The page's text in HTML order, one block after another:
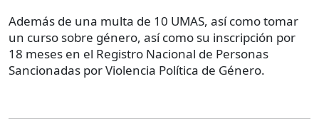
Además de una multa de 10 UMAS, así como tomar
un curso sobre género, así como su inscripción por
18 meses en el Registro Nacional de Personas
Sancionadas por Violencia Política de Género.